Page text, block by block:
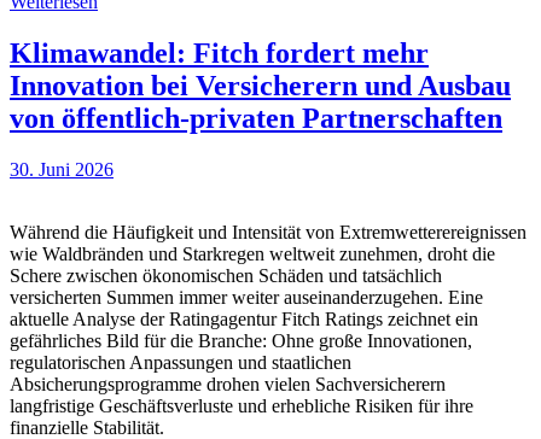
Klimawandel: Fitch fordert mehr
Innovation bei Versicherern und Ausbau
von öffentlich-privaten Partnerschaften
30. Juni 2026
Während die Häufigkeit und Intensität von Extremwetterereignissen
wie Waldbränden und Starkregen weltweit zunehmen, droht die
Schere zwischen ökonomischen Schäden und tatsächlich
versicherten Summen immer weiter auseinanderzugehen. Eine
aktuelle Analyse der Ratingagentur Fitch Ratings zeichnet ein
gefährliches Bild für die Branche: Ohne große Innovationen,
regulatorischen Anpassungen und staatlichen
Absicherungsprogramme drohen vielen Sachversicherern
langfristige Geschäftsverluste und erhebliche Risiken für ihre
finanzielle Stabilität.